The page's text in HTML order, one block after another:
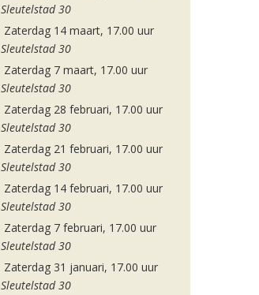
Sleutelstad 30
Zaterdag 14 maart, 17.00 uur
Sleutelstad 30
Zaterdag 7 maart, 17.00 uur
Sleutelstad 30
Zaterdag 28 februari, 17.00 uur
Sleutelstad 30
Zaterdag 21 februari, 17.00 uur
Sleutelstad 30
Zaterdag 14 februari, 17.00 uur
Sleutelstad 30
Zaterdag 7 februari, 17.00 uur
Sleutelstad 30
Zaterdag 31 januari, 17.00 uur
Sleutelstad 30